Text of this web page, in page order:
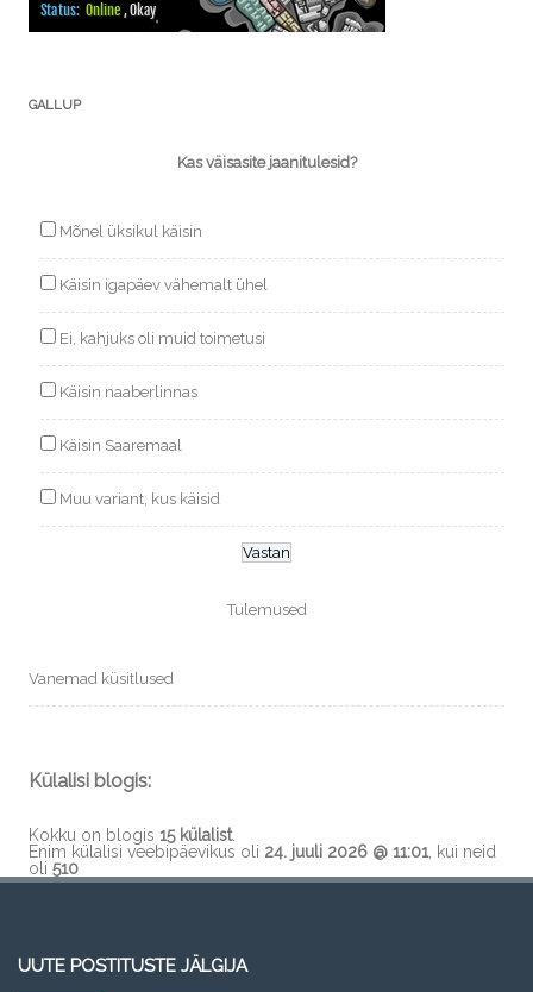
GALLUP
Kas väisasite jaanitulesid?
Mõnel üksikul käisin
Käisin igapäev vähemalt ühel
Ei, kahjuks oli muid toimetusi
Käisin naaberlinnas
Käisin Saaremaal
Muu variant, kus käisid
Tulemused
Vanemad küsitlused
Külalisi blogis:
Kokku on blogis 15 külalist.
Enim külalisi veebipäevikus oli 24. juuli 2026 @ 11:01 , kui neid
oli 510
UUTE POSTITUSTE JÄLGIJA